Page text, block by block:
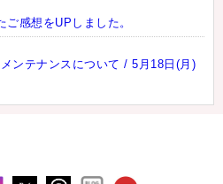
ご感想をUPしました。
ンテナンスについて / 5月18日(月)